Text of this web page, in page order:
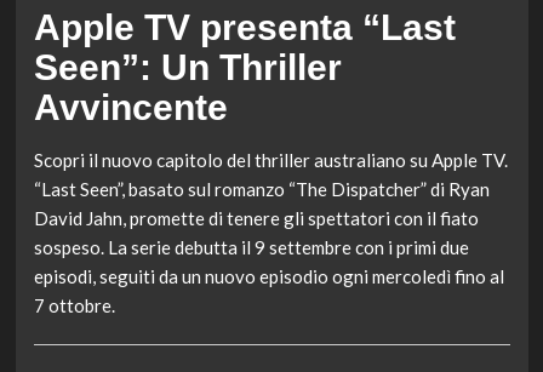
Apple TV presenta “Last
Seen”: Un Thriller
Avvincente
Scopri il nuovo capitolo del thriller australiano su Apple TV.
“Last Seen”, basato sul romanzo “The Dispatcher” di Ryan
David Jahn, promette di tenere gli spettatori con il fiato
sospeso. La serie debutta il 9 settembre con i primi due
episodi, seguiti da un nuovo episodio ogni mercoledì fino al
7 ottobre.